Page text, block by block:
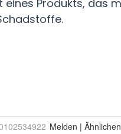
Melden | Ähnlichen